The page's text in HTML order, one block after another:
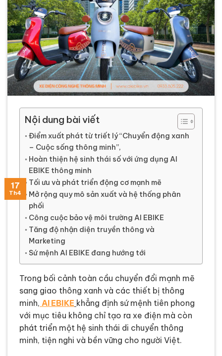
Nội dung bài viết
Điểm xuất phát từ triết lý “Chuyển động xanh
– Cuộc sống thông minh”,
Hoàn thiện hệ sinh thái số với ứng dụng AI
EBIKE thông minh
Tối ưu và phát triển động cơ mạnh mẽ
Mở rộng quy mô sản xuất và hệ thống phân
phối
Công cuộc bảo vệ môi trường AI EBIKE
Tăng độ nhận diện truyền thông và
Marketing
Sứ mệnh AI EBIKE đang hướng tới
Trong bối cảnh toàn cầu chuyển đổi mạnh mẽ
sang giao thông xanh và các thiết bị thông
minh, AI EBIKE khẳng định sứ mệnh tiên phong
với mục tiêu không chỉ tạo ra xe điện mà còn
phát triển một hệ sinh thái di chuyển thông
minh, tiện nghi và bền vững cho người Việt.
20
Th6
02
Th6
15
Th5
12
Th5
17
Th4